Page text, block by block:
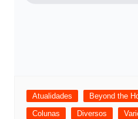
Atualidades Beyond the
Colunas
Diversos